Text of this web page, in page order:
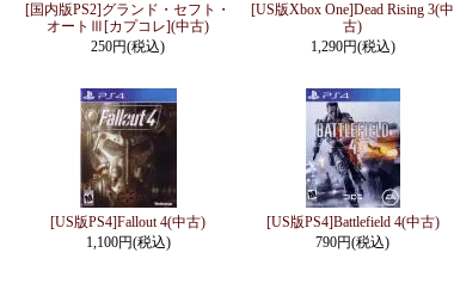
[国内版PS2]グランド・セフト・
オートⅢ[カプコレ](中古)
250円(税込)
[US版Xbox One]Dead Rising 3(中
古)
1,290円(税込)
[US版PS4]Fallout 4(中古)
1,100円(税込)
[US版PS4]Battlefield 4(中古)
790円(税込)